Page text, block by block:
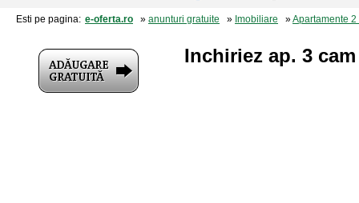
Esti pe pagina: e-oferta.ro » anunturi gratuite » Imobiliare »Apartamente 2
Inchiriez ap. 3